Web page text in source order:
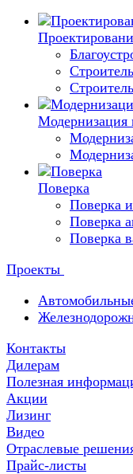
Модернизация
Поверка
Поверка
Поверка
Поверка
Проекты
Контакты
Дилерам
Полезная
Акции
Лизинг
Видео
Отраслевые
Прайс-листы